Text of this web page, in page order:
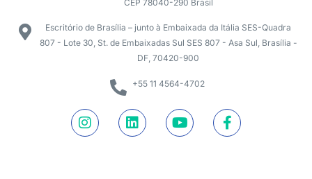
CEP 78040-290 Brasil
Escritório de Brasília – junto à Embaixada da Itália SES-Quadra
807 - Lote 30, St. de Embaixadas Sul SES 807 - Asa Sul, Brasília -
DF, 70420-900
+55 11 4564-4702